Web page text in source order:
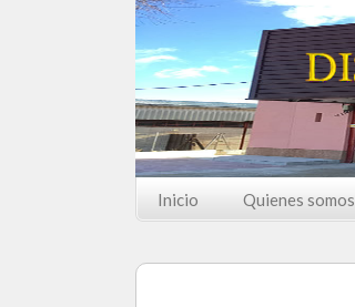
Saltar al contenido
Inicio Quienes somos